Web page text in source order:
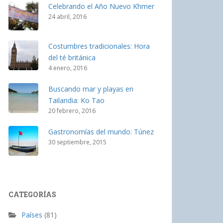
Celebrando el Año Nuevo Khmer
24 abril, 2016
Costumbres tradicionales: Hora
del té británica
4 enero, 2016
Buscando mar y playas en
Tailandia: Ko Tao
20 febrero, 2016
Gastronomías del mundo: Túnez
30 septiembre, 2015
CATEGORÍAS
Países (81)